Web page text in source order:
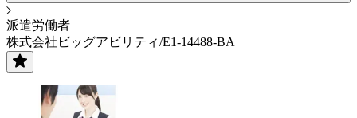
派遣労働者
株式会社ビッグアビリティ/E1-14488-BA